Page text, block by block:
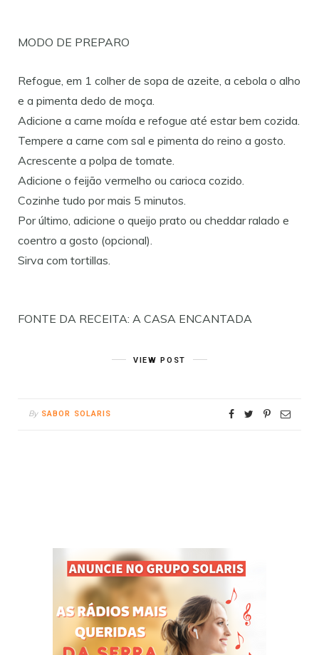
MODO DE PREPARO
Refogue, em 1 colher de sopa de azeite, a cebola o alho
e a pimenta dedo de moça.
Adicione a carne moída e refogue até estar bem cozida.
Tempere a carne com sal e pimenta do reino a gosto.
Acrescente a polpa de tomate.
Adicione o feijão vermelho ou carioca cozido.
Cozinhe tudo por mais 5 minutos.
Por último, adicione o queijo prato ou cheddar ralado e
coentro a gosto (opcional).
Sirva com tortillas.
FONTE DA RECEITA: A CASA ENCANTADA
VIEW POST
By SABOR SOLARIS